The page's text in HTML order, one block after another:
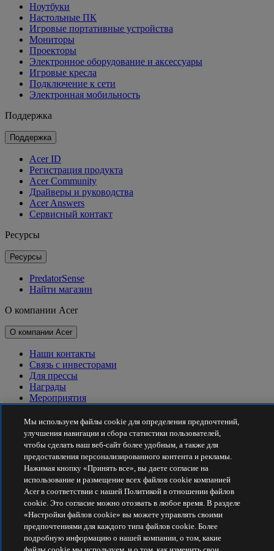
Ноутбуки
Настольные ПК
Игровые портативные устройства
Мониторы
Проекторы
Электронное оборудование и аксессуары
Игровые кресла
Подключение к сети
Электронная мобильность
Поддержка
Поддержка
Acer ID
Регистрация продукта
Acer Community
Драйверы и руководства
Acer Answers
Сервисный контакт
Ресурсы
Ресурсы
PredatorSense
Найти магазин
О компании Acer
О компании Acer
Наши контакты
Связь с инвесторами
Для прессы
Награды
Мероприятия
Принципы устойчивого развития
Принципы устойчивого развития
Корпоративная социальная ответственность
Углеродный след от продуктов
Project Humanity
Earthion
Политика конфиденциальности
Политика в отношении файлов cookie
Правовое уведомление
Дополнительная юридическая информация
Мы используем файлы cookie для определения предпочтений,
улучшения навигации и сбора статистики пользователей,
чтобы сделать наш веб-сайт более удобным, а также для
предоставления персонализированного контента и рекламы.
Нажимая кнопку «Принять все», вы даете согласие на
использование и размещение всех файлов cookie компанией
Acer в соответствии с нашей Политикой в отношении файлов
cookie. Это согласие можно отозвать в любое время. В разделе
«Настройки файлов cookie» вы можете управлять своими
предпочтениями для каждого типа файлов cookie. Более
подробную информацию о нашей компании, о том, какие